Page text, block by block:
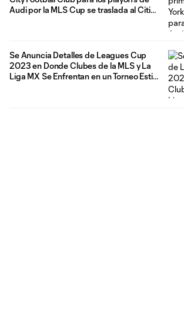
Audi por la MLS Cup se traslada al Citi
Se Anuncia Detalles de Leagues Cup
2023 en Donde Clubes de la MLS y La
Liga MX Se Enfrentan en un Torneo Estilo